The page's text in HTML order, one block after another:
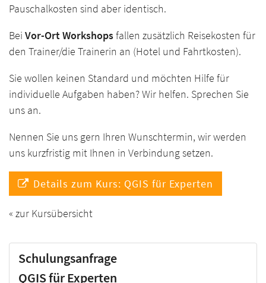
Pauschalkosten sind aber identisch.
Bei Vor-Ort Workshopsfallen zusätzlich Reisekosten für
den Trainer/die Trainerin an (Hotel und Fahrtkosten).
Sie wollen keinen Standard und möchten Hilfe für
individuelle Aufgaben haben? Wir helfen. Sprechen Sie
uns an.
Nennen Sie uns gern Ihren Wunschtermin, wir werden
uns kurzfristig mit Ihnen in Verbindung setzen.
Details zum Kurs: QGIS für Experten
« zur Kursübersicht
Schulungsanfrage
QGIS für Experten